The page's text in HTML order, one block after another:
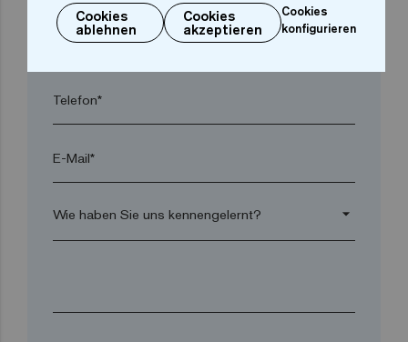
Telefon*
E-Mail*
arrow_drop_down
Cookies
ablehnen
Cookies
akzeptieren
Cookies
konfigurieren